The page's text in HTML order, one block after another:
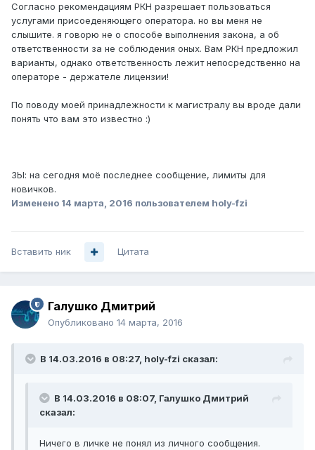
Согласно рекомендациям РКН разрешает пользоваться
услугами присоеденяющего оператора. но вы меня не
слышите. я говорю не о способе выполнения закона, а об
ответственности за не соблюдения оных. Вам РКН предложил
варианты, однако ответственность лежит непосредственно на
операторе - держателе лицензии!
По поводу моей принадлежности к магистралу вы вроде дали
понять что вам это известно :)
ЗЫ: на сегодня моё последнее сообщение, лимиты для
новичков.
Изменено 14 марта, 2016 пользователем holy-fzi
Вставить ник Цитата
Галушко Дмитрий
Опубликовано 14 марта, 2016
В 14.03.2016 в 08:27, holy-fzi сказал:
В 14.03.2016 в 08:07, Галушко Дмитрий
сказал:
Ничего в личке не понял из личного сообщения.